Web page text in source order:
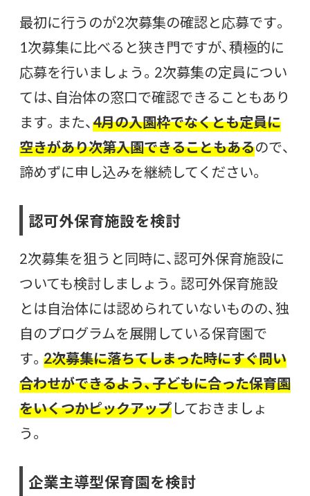
最初に行うのが2次募集の確認と応募です。
1次募集に比べると狭き門ですが、積極的に
応募を行いましょう。2次募集の定員につい
ては、自治体の窓口で確認できることもあり
ます。また、4月の入園枠でなくとも定員に
空きがあり次第入園できることもあるので、
諦めずに申し込みを継続してください。
認可外保育施設を検討
2次募集を狙うと同時に、認可外保育施設に
ついても検討しましょう。認可外保育施設
とは自治体には認められていないものの、独
自のプログラムを展開している保育園で
す。 2次募集に落ちてしまった時にすぐ問い
合わせができるよう、子どもに合った保育園
をいくつかピックアップしておきましょ
う。
企業主導型保育園を検討